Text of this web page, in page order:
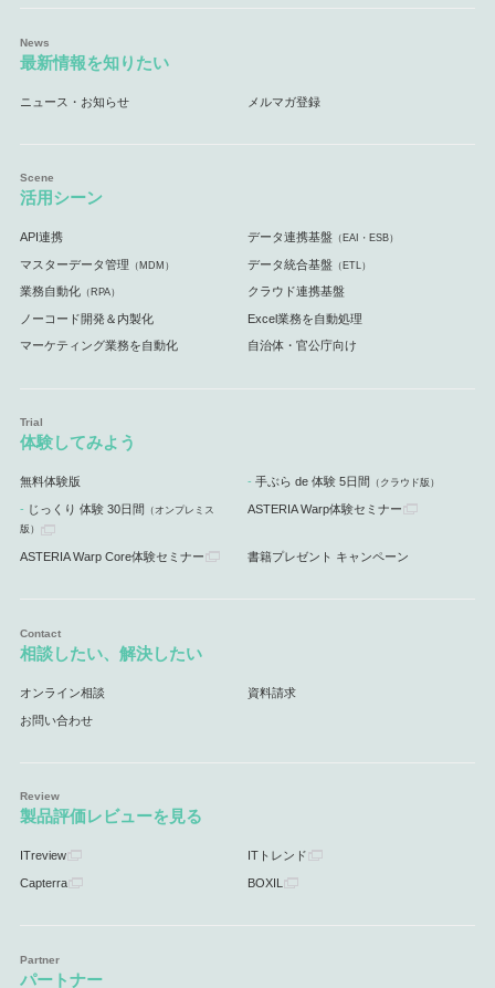
最新情報を知りたい
ニュース・お知らせ メルマガ登録
活用シーン
API連携 データ連携基盤 （EAI・ESB）
マスターデータ管理 （MDM） データ統合基盤 （ETL）
業務自動化（RPA） クラウド連携基盤
ノーコード開発＆内製化 Excel業務を自動処理
マーケティング業務を自動化 自治体・官公庁向け
体験してみよう
無料体験版 手ぶら de 体験 5日間 （クラウド版）
じっくり 体験 30日間 （オンプレミス
版）
ASTERIA Warp体験セミナー
ASTERIA Warp Core体験セミナー 書籍プレゼント キャンペーン
相談したい、解決したい
オンライン相談 資料請求
お問い合わせ
製品評価レビューを見る
ITreview ITトレンド
Capterra BOXIL
パートナー